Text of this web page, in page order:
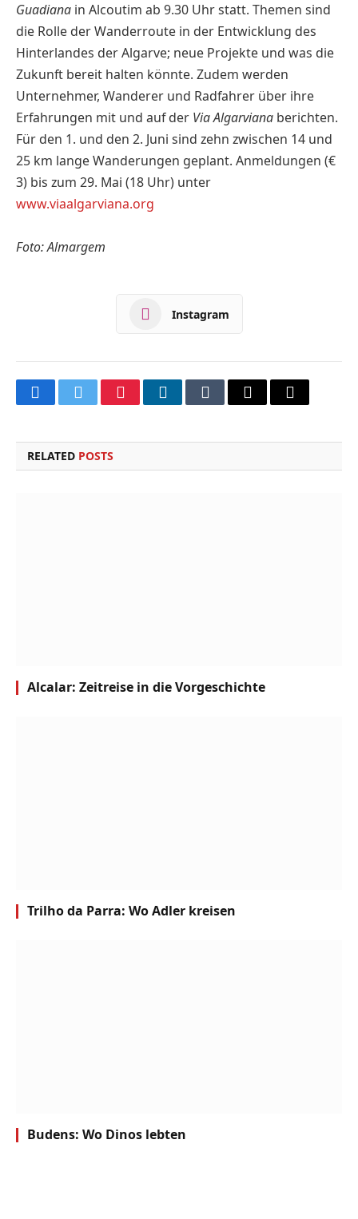
Guadiana in Alcoutim ab 9.30 Uhr statt. Themen sind
die Rolle der Wanderroute in der Entwicklung des
Hinterlandes der Algarve; neue Projekte und was die
Zukunft bereit halten könnte. Zudem werden
Unternehmer, Wanderer und Radfahrer über ihre
Erfahrungen mit und auf der Via Algarviana berichten.
Für den 1. und den 2. Juni sind zehn zwischen 14 und
25 km lange Wanderungen geplant. Anmeldungen (€
3) bis zum 29. Mai (18 Uhr) unter
www.viaalgarviana.org
Foto: Almargem
Instagram
FacebookTwitterPinterestLinkedInTumblrEmail
Copy
RELATED POSTS
Alcalar: Zeitreise in die Vorgeschichte
Trilho da Parra: Wo Adler kreisen
Budens: Wo Dinos lebten